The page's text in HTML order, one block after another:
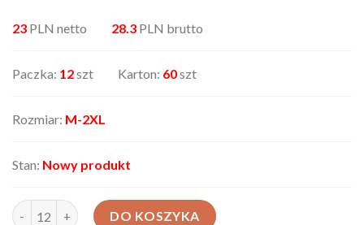
23 PLN netto 28.3 PLN brutto
Paczka: 12szt Karton: 60szt
Rozmiar: M-2XL
Stan: Nowy produkt
ilość Bezrękawnik damski LK203
DO KOSZYKA